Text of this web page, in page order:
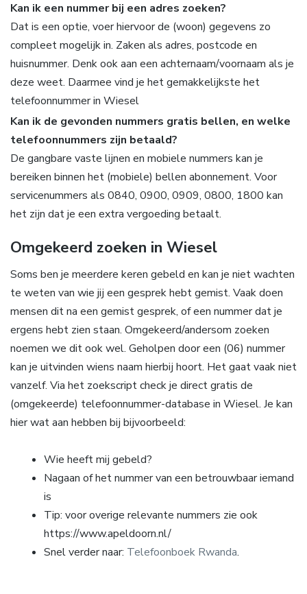
Kan ik een nummer bij een adres zoeken?
Dat is een optie, voer hiervoor de (woon) gegevens zo
compleet mogelijk in. Zaken als adres, postcode en
huisnummer. Denk ook aan een achternaam/voornaam als je
deze weet. Daarmee vind je het gemakkelijkste het
telefoonnummer in Wiesel
Kan ik de gevonden nummers gratis bellen, en welke
telefoonnummers zijn betaald?
De gangbare vaste lijnen en mobiele nummers kan je
bereiken binnen het (mobiele) bellen abonnement. Voor
servicenummers als 0840, 0900, 0909, 0800, 1800 kan
het zijn dat je een extra vergoeding betaalt.
Omgekeerd zoeken in Wiesel
Soms ben je meerdere keren gebeld en kan je niet wachten
te weten van wie jij een gesprek hebt gemist. Vaak doen
mensen dit na een gemist gesprek, of een nummer dat je
ergens hebt zien staan. Omgekeerd/andersom zoeken
noemen we dit ook wel. Geholpen door een (06) nummer
kan je uitvinden wiens naam hierbij hoort. Het gaat vaak niet
vanzelf. Via het zoekscript check je direct gratis de
(omgekeerde) telefoonnummer-database in Wiesel. Je kan
hier wat aan hebben bij bijvoorbeeld:
Wie heeft mij gebeld?
Nagaan of het nummer van een betrouwbaar iemand
is
Tip: voor overige relevante nummers zie ook
https://www.apeldoorn.nl/
Snel verder naar: Telefoonboek Rwanda.